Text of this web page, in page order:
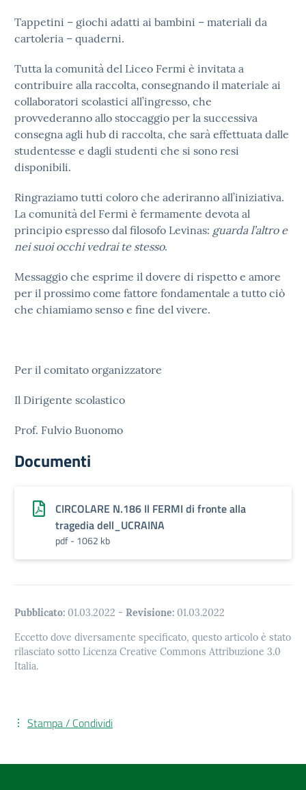
Tappetini – giochi adatti ai bambini – materiali da
cartoleria – quaderni.
Tutta la comunità del Liceo Fermi è invitata a
contribuire alla raccolta, consegnando il materiale ai
collaboratori scolastici all’ingresso, che
provvederanno allo stoccaggio per la successiva
consegna agli hub di raccolta, che sarà effettuata dalle
studentesse e dagli studenti che si sono resi
disponibili.
Ringraziamo tutti coloro che aderiranno all’iniziativa.
La comunità del Fermi è fermamente devota al
principio espresso dal filosofo Levinas: guarda l’altro e
nei suoi occhi vedrai te stesso.
Messaggio che esprime il dovere di rispetto e amore
per il prossimo come fattore fondamentale a tutto ciò
che chiamiamo senso e fine del vivere.
Per il comitato organizzatore
Il Dirigente scolastico
Prof. Fulvio Buonomo
Documenti
CIRCOLARE N.186 Il FERMI di fronte alla
tragedia dell_UCRAINA
pdf - 1062 kb
Pubblicato: 01.03.2022 - Revisione: 01.03.2022
Eccetto dove diversamente specificato, questo articolo è stato
rilasciato sotto Licenza Creative Commons Attribuzione 3.0
Italia.
Stampa / Condividi